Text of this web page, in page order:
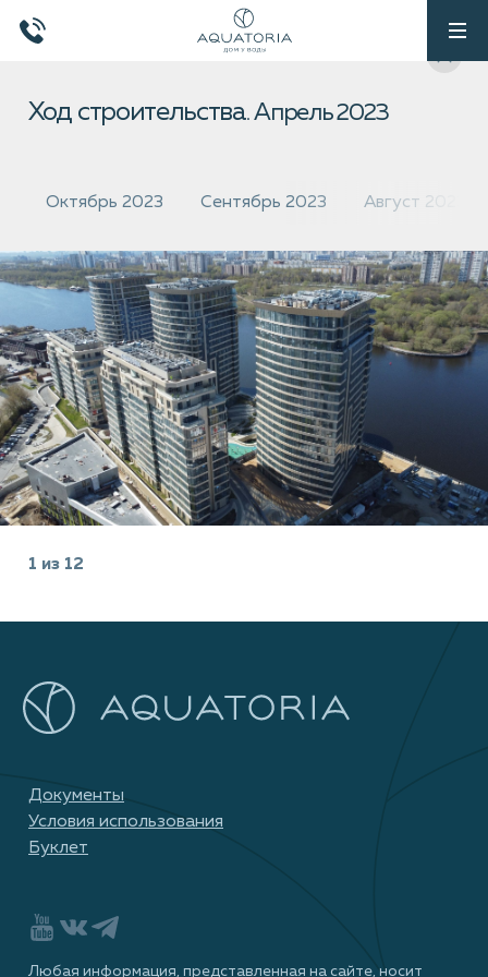
Ход строительства. Апрель 2023
Октябрь 2023 Сентябрь 2023 Август 2023
1 из 12
Любая информация, представленная на сайте, носит
Документы
Условия использования
Буклет